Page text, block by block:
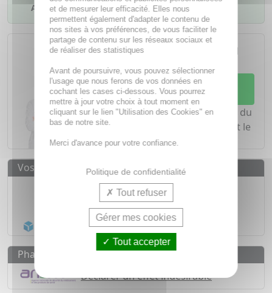
Ajouter à mes favoris
L'achat d'un médicament sans
ordonnance nécessite le conseil
Demandez conseil à votre
pharmacien
Notre équipe est à votre écoute du
lundi au vendredi de
et le
samedi de8h à 19h30
Vos avantages
Médicaments d'origineCERTIFIÉE
médicaments
Acheminement Chronoposten 24h*
Pharmacovigilance
Déclarer un effet indésirable
et de mesurer leur efficacité. Elles nous
permettent également d'adapter le contenu de
nos sites à vos préférences, de vous faciliter le
partage de contenu sur les réseaux sociaux et
de réaliser des statistiques
Avant de poursuivre, vous pouvez sélectionner
l'usage que nous ferons de vos données en
cochant les cases ci-dessous. Vous pourrez
mettre à jour votre choix à tout moment en
cliquant sur le lien "Utilisation des Cookies" en
bas de notre site.
Merci d'avance pour votre confiance.
Politique de confidentialité
Tout refuser
Gérer mes cookies
Tout accepter